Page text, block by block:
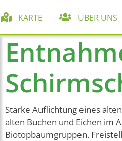
KARTE ÜBER UNS
Starke Auflichtung eines
alten Buchen und Eichen im
Biotopbaumgruppen.